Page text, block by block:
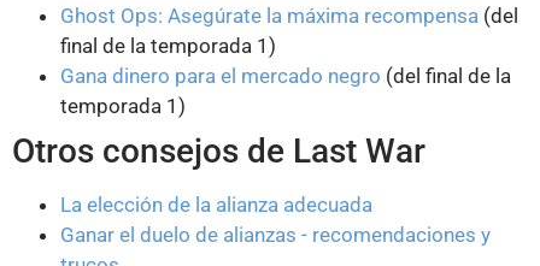
Ghost Ops: Asegúrate la máxima recompensa (del
final de la temporada 1)
Gana dinero para el mercado negro (del final de la
temporada 1)
Otros consejos de Last War
La elección de la alianza adecuada
Ganar el duelo de alianzas - recomendaciones y